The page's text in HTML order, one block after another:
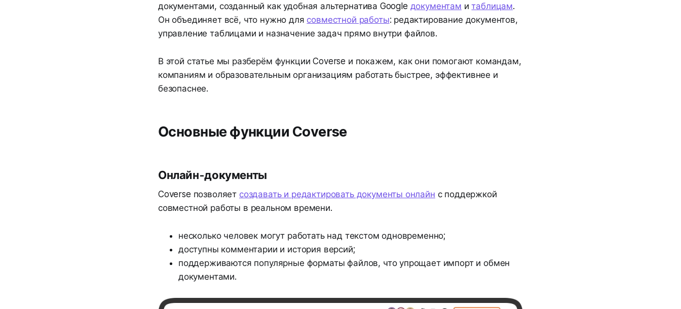
документами, созданный как удобная альтернатива Google документам итаблицам.
Он объединяет всё, что нужно для совместной работы: редактирование документов,
управление таблицами и назначение задач прямо внутри файлов.
В этой статье мы разберём функции Coverse и покажем, как они помогают командам,
компаниям и образовательным организациям работать быстрее, эффективнее и
безопаснее.
Основные функции Coverse
Онлайн-документы
Coverse позволяет создавать и редактировать документы онлайн с поддержкой
совместной работы в реальном времени.
несколько человек могут работать над текстом одновременно;
доступны комментарии и история версий;
поддерживаются популярные форматы файлов, что упрощает импорт и обмен
документами.